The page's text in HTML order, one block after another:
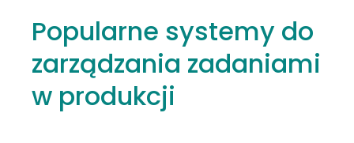
Popularne systemy do
zarządzania zadaniami
w produkcji